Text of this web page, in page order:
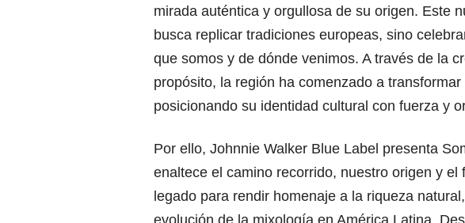
mirada auténtica y orgullosa de su origen. Este
busca replicar tradiciones europeas, sino
que somos y de dónde venimos. A través de la
propósito, la región ha comenzado a
posicionando su identidad cultural con fuerza y
Por ello, Johnnie Walker Blue Label presenta
enaltece el camino recorrido, nuestro origen y
legado para rendir homenaje a la riqueza
evolución de la mixología en América Latina.